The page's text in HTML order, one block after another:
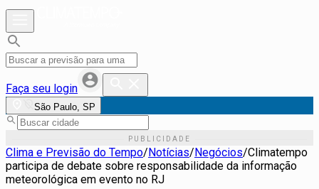
Faça seu login
São Paulo, SP
Clima e Previsão do Tempo/Notícias/Negócios/Climatempo
participa de debate sobre responsabilidade da informação
meteorológica em evento no RJ